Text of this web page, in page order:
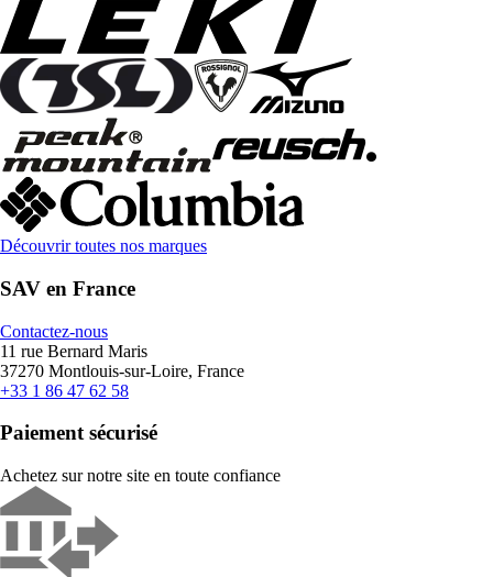
Découvrir toutes nos marques
SAV en France
Contactez-nous
11 rue Bernard Maris
37270 Montlouis-sur-Loire, France
+33 1 86 47 62 58
Paiement sécurisé
Achetez sur notre site en toute confiance